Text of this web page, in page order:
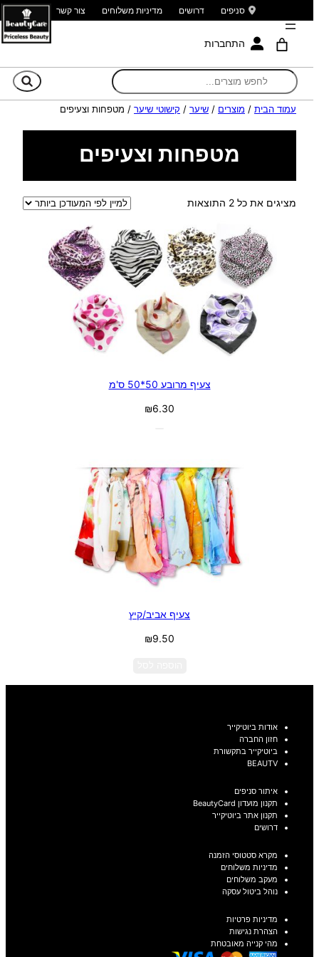
סניפים דרושים מדיניות משלוחים צור קשר
התחברות
עמוד הבית / מוצרים / שיער / קישוטי שיער / מטפחות וצעיפים
מטפחות וצעיפים
מציגים את כל ⁦2⁩ התוצאות
ממוין
הפריט
העדכני
ביותר
צעיף מרובע 50*50 ס'מ
₪6.30
צעיף אביב/קיץ
₪9.50
אודות ביוטיקייר
חזון החברה
ביוטיקייר בתקשורת
BEAUTV
איתור סניפים
תקנון מועדון BeautyCard
תקנון אתר ביוטיקייר
דרושים
מקרא סטטוסי הזמנה
מדיניות משלוחים
מעקב משלוחים
נוהל ביטול עסקה
מדיניות פרטיות
הצהרת נגישות
מהי קנייה מאובטחת